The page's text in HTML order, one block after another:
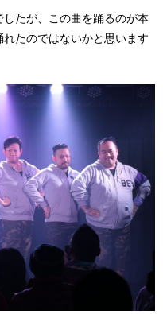
たが、この曲を踊るのが本
たのではないかと思います